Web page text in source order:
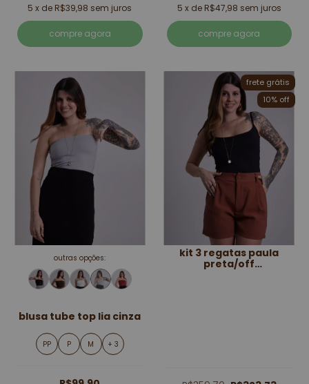
5 x de R$39,98 sem juros
compre agora
5 x de R$47,98 sem juros
compre agora
outras opções:
blusa tube top lia cinza
PP P M + 3
frete grátis
10% off
kit 3 regatas paula
preta/off